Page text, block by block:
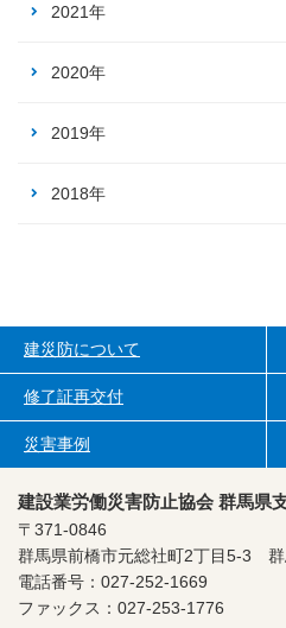
2021年
2020年
2019年
2018年
建災防について
修了証再交付
災害事例
建設業労働災害防止協会 群馬県
〒371-0846
群馬県前橋市元総社町2丁目5-3
電話番号：027-252-1669
ファックス：027-253-1776